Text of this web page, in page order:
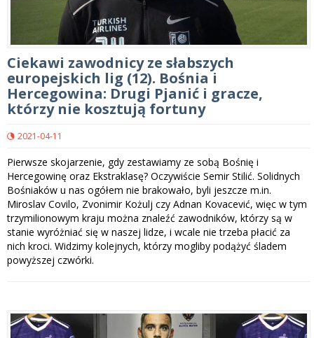
Ciekawi zawodnicy ze słabszych
europejskich lig (12). Bośnia i
Hercegowina: Drugi Pjanić i gracze,
którzy nie kosztują fortuny
2021-04-11
Pierwsze skojarzenie, gdy zestawiamy ze sobą Bośnię i
Hercegowinę oraz Ekstraklasę? Oczywiście Semir Stilić. Solidnych
Bośniaków u nas ogółem nie brakowało, byli jeszcze m.in.
Miroslav Covilo, Zvonimir Kożulj czy Adnan Kovacević, więc w tym
trzymilionowym kraju można znaleźć zawodników, którzy są w
stanie wyróżniać się w naszej lidze, i wcale nie trzeba płacić za
nich kroci. Widzimy kolejnych, którzy mogliby podążyć śladem
powyższej czwórki.